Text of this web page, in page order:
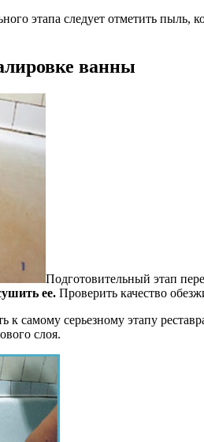
этапа следует отметить пыль,
ванны
Подготовительный этап
ее. Проверить качество
к самому серьезному этапу
слоя.